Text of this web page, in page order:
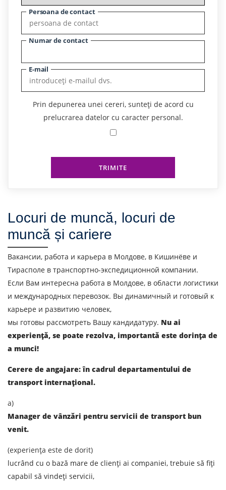
Persoana de contact
Numar de contact
E-mail
Prin depunerea unei cereri, sunteți de acord cu
prelucrarea datelor cu caracter personal.
TRIMITE
Locuri de muncă, locuri de
muncă și cariere
Вакансии, работа и карьера в Молдове, в Кишинёве и
Тирасполе в транспортно-экспедиционной компании.
Если Вам интересна работа в Молдове, в области логистики
и международных перевозок. Вы динамичный и готовый к
карьере и развитию человек,
мы готовы рассмотреть Вашу кандидатуру. Nu ai
experiență, se poate rezolva, importantă este dorința de
a munci!
Cerere de angajare: în cadrul departamentului de
transport internațional.
a)
Manager de vânzări pentru servicii de transport bun
venit.
(experiența este de dorit)
lucrând cu o bază mare de clienți ai companiei, trebuie să fiți
capabil să vindeți servicii,